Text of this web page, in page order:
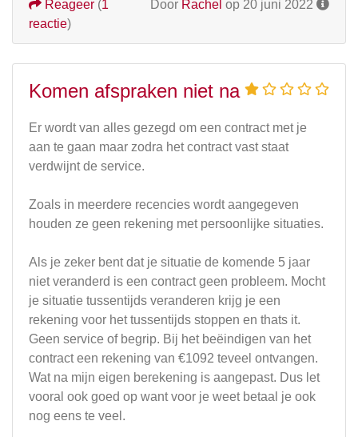
Door Rachel op 20 juni 2022
Reageer (1
reactie)
Komen afspraken niet na
Er wordt van alles gezegd om een contract met je
aan te gaan maar zodra het contract vast staat
verdwijnt de service.
Zoals in meerdere recencies wordt aangegeven
houden ze geen rekening met persoonlijke situaties.
Als je zeker bent dat je situatie de komende 5 jaar
niet veranderd is een contract geen probleem. Mocht
je situatie tussentijds veranderen krijg je een
rekening voor het tussentijds stoppen en thats it.
Geen service of begrip. Bij het beëindigen van het
contract een rekening van €1092 teveel ontvangen.
Wat na mijn eigen berekening is aangepast. Dus let
vooral ook goed op want voor je weet betaal je ook
nog eens te veel.